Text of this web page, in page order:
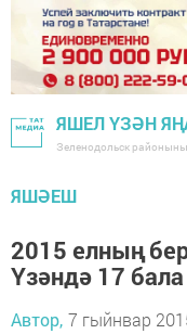
ЯШЕЛ ҮЗӘН
Зеленодольск
ЯШӘЕШ
2015 елның
Үзәндә 17 бала
Автор, 7 гыйнвар